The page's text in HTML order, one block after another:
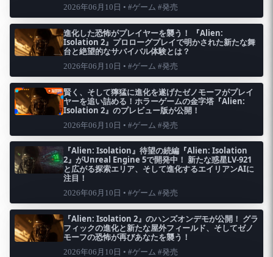
2026年06月10日 • #ゲーム #発売
進化した恐怖がプレイヤーを襲う！ 『Alien:
Isolation 2』プロローグプレイで明かされた新たな舞
台と絶望的なサバイバル体験とは？
2026年06月10日 • #ゲーム #発売
賢く、そして獰猛に進化を遂げたゼノモーフがプレイ
ヤーを追い詰める！ホラーゲームの金字塔『Alien:
Isolation 2』のプレビュー版が公開！
2026年06月10日 • #ゲーム #発売
『Alien: Isolation』待望の続編『Alien: Isolation
2』がUnreal Engine 5で開発中！ 新たな惑星LV-921
と広がる探索エリア、そして進化するエイリアンAIに
注目！
2026年06月10日 • #ゲーム #発売
『Alien: Isolation 2』のハンズオンデモが公開！ グラ
フィックの進化と新たな屋外フィールド、そしてゼノ
モーフの恐怖が再びあなたを襲う！
2026年06月10日 • #ゲーム #発売